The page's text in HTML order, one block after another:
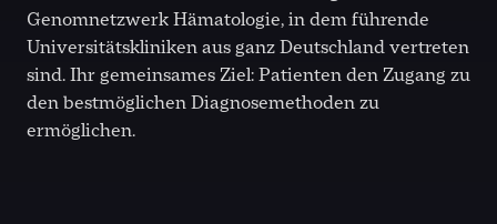
Genomnetzwerk Hämatologie, in dem führende
Universitätskliniken aus ganz Deutschland vertreten
sind. Ihr gemeinsames Ziel: Patienten den Zugang zu
den bestmöglichen Diagnosemethoden zu
ermöglichen.